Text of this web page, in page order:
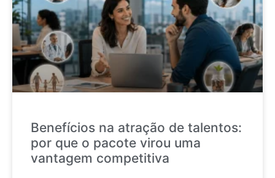
Benefícios na atração de talentos:
por que o pacote virou uma
vantagem competitiva